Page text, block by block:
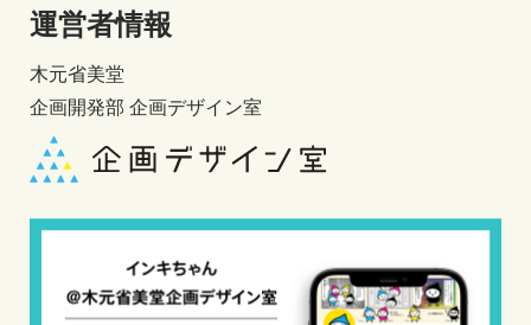
運営者情報
木元省美堂
企画開発部 企画デザイン室